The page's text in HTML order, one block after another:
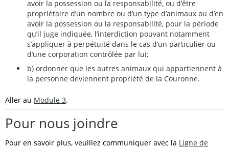
avoir la possession ou la responsabilité, ou d’être
propriétaire d’un nombre ou d’un type d’animaux ou d’en
avoir la possession ou la responsabilité, pour la période
qu’il juge indiquée, l’interdiction pouvant notamment
s’appliquer à perpétuité dans le cas d’un particulier ou
d’une corporation contrôlée par lui;
b) ordonner que les autres animaux qui appartiennent à
la personne deviennent propriété de la Couronne.
Aller au Module 3.
Pour nous joindre
Pour en savoir plus, veuillez communiquer avec la Ligne de